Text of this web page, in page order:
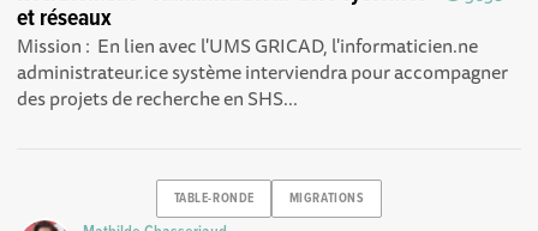
et réseaux
Mission : En lien avec l'UMS GRICAD, l'informaticien.ne
administrateur.ice système interviendra pour accompagner
des projets de recherche en SHS...
TABLE-RONDE MIGRATIONS